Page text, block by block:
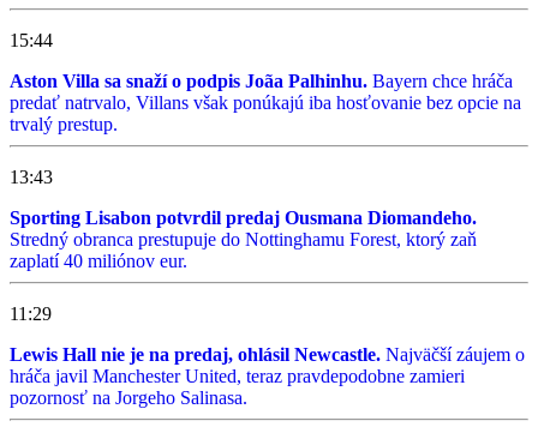
15:44
Aston Villa sa snaží o podpis Joãa Palhinhu. Bayern chce hráča
predať natrvalo, Villans však ponúkajú iba hosťovanie bez opcie na
trvalý prestup.
13:43
Sporting Lisabon potvrdil predaj Ousmana Diomandeho.
Stredný obranca prestupuje do Nottinghamu Forest, ktorý zaň
zaplatí 40 miliónov eur.
11:29
Lewis Hall nie je na predaj, ohlásil Newcastle. Najväčší záujem o
hráča javil Manchester United, teraz pravdepodobne zamieri
pozornosť na Jorgeho Salinasa.